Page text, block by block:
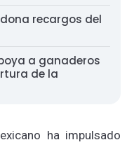
recargos del
a ganaderos
de la
ha impulsado